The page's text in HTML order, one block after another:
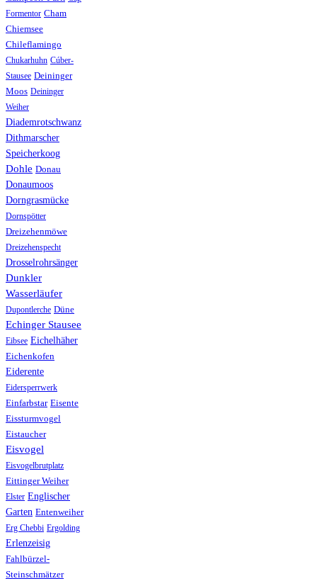
Formentor Cham
Chiemsee
Chileflamingo
Chukarhuhn Cúber-
Stausee Deininger
Moos Deininger
Weiher
Diademrotschwanz
Dithmarscher
Speicherkoog
Dohle Donau
Donaumoos
Dorngrasmücke
Dornspötter
Dreizehenmöwe
Dreizehenspecht
Drosselrohrsänger
Dunkler
Wasserläufer
Dupontlerche Düne
Echinger Stausee
Eibsee Eichelhäher
Eichenkofen
Eiderente
Eidersperrwerk
Einfarbstar Eisente
Eissturmvogel
Eistaucher
Eisvogel
Eisvogelbrutplatz
Eittinger Weiher
Elster Englischer
Garten Entenweiher
Erg Chebbi Ergolding
Erlenzeisig
Fahlbürzel-
Steinschmätzer